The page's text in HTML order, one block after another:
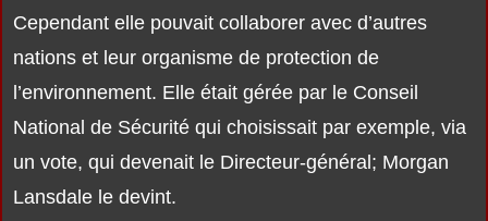
Cependant elle pouvait collaborer avec d’autres
nations et leur organisme de protection de
l’environnement. Elle était gérée par le Conseil
National de Sécurité qui choisissait par exemple, via
un vote, qui devenait le Directeur-général; Morgan
Lansdale le devint.